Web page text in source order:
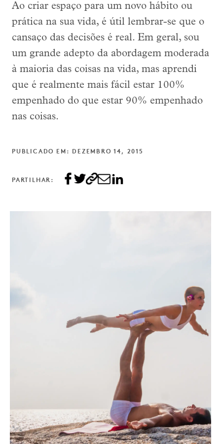
Ao criar espaço para um novo hábito ou
prática na sua vida, é útil lembrar-se que o
cansaço das decisões é real. Em geral, sou
um grande adepto da abordagem moderada
à maioria das coisas na vida, mas aprendi
que é realmente mais fácil estar 100%
empenhado do que estar 90% empenhado
nas coisas.
PUBLICADO EM: DEZEMBRO 14, 2015
PARTILHAR: